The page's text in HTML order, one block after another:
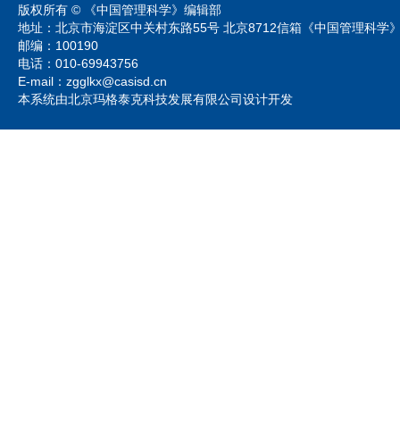
版权所有 © 《中国管理科学》编辑部
地址：北京市海淀区中关村东路55号 北京8712信箱《中国管理科
邮编：100190
电话：010-69943756
E-mail：zgglkx@casisd.cn
本系统由北京玛格泰克科技发展有限公司设计开发